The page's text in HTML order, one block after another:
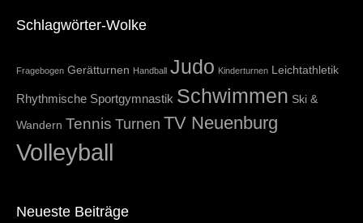
Schlagwörter-Wolke
Fragebogen Gerätturnen Handball Judo Kinderturnen Leichtathletik
Rhythmische Sportgymnastik Schwimmen Ski &
Wandern Tennis Turnen TV Neuenburg
Volleyball
Neueste Beiträge